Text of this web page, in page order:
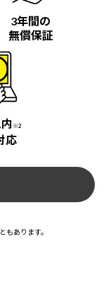
3年間の
無償保証
※2
応
もあります。